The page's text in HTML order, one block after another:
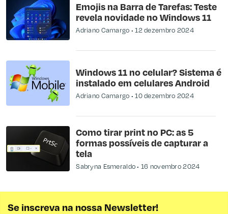
Emojis na Barra de Tarefas: Teste
revela novidade no Windows 11
Adriano Camargo 12 dezembro 2024
Windows 11 no celular? Sistema é
instalado em celulares Android
Adriano Camargo 10 dezembro 2024
Como tirar print no PC: as 5
formas possíveis de capturar a
tela
Sabryna Esmeraldo 16 novembro 2024
Se inscreva na nossa Newsletter!